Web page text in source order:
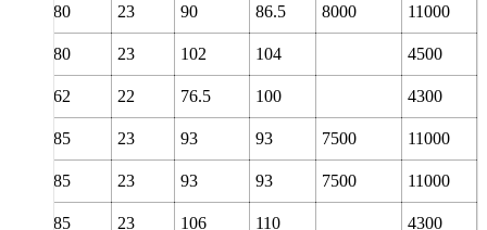
80 23 90 86.5 8000 11000
80 23 102 104 4500
62 22 76.5 100 4300
85 23 93 93 7500 11000
85 23 93 93 7500 11000
85 23 106 110 4300